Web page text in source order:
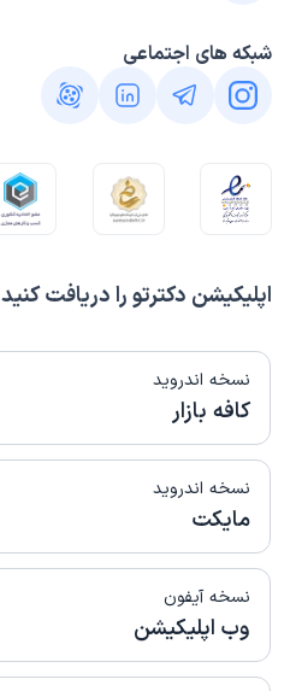
اپلیکیشن دکترتو را دریافت کنید
نسخه اندروید
کافه بازار
نسخه اندروید
مایکت
نسخه آیفون
وب اپلیکیشن
شبکه های اجتماعی